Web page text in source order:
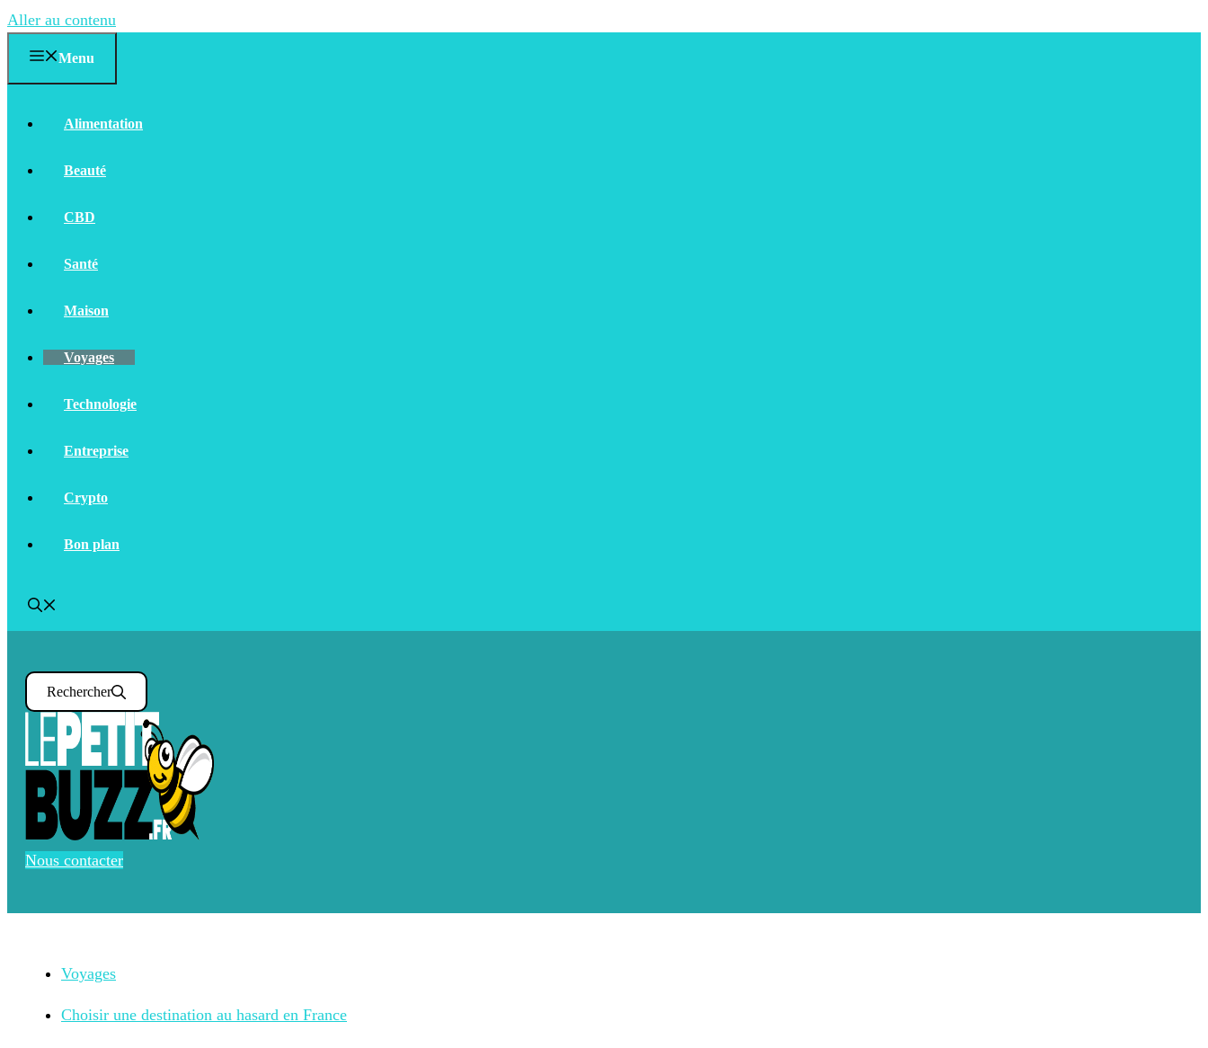
Aller au contenu
Menu
Alimentation
Beauté
CBD
Santé
Maison
Voyages
Technologie
Entreprise
Crypto
Bon plan
Rechercher
Nous contacter
Voyages
Choisir une destination au hasard en France